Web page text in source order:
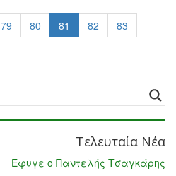
79 80 81 82
83
Τελευταία Νέα
Έφυγε ο Παντελής Τσαγκάρης